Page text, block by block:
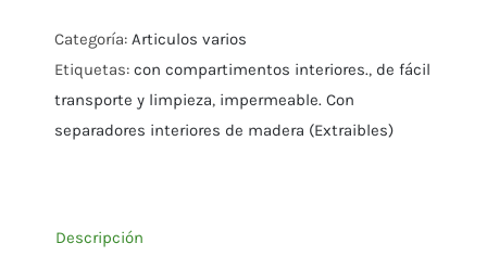
'4'
palomas
cantidad
Categoría: Articulos varios
Etiquetas: con compartimentos interiores., de fácil
transporte y limpieza, impermeable. Con
separadores interiores de madera (Extraibles)
Descripción